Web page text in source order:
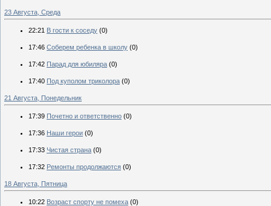
23 Августа, Среда
22:21 В гости к соседу (0)
17:46 Соберем ребенка в школу (0)
17:42 Парад для юбиляра (0)
17:40 Под куполом триколора (0)
21 Августа, Понедельник
17:39 Почетно и ответственно (0)
17:36 Наши герои (0)
17:33 Чистая страна (0)
17:32 Ремонты продолжаются (0)
18 Августа, Пятница
10:22 Возраст спорту не помеха (0)